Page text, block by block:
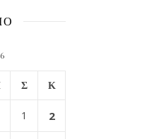
Σ Κ
1 2